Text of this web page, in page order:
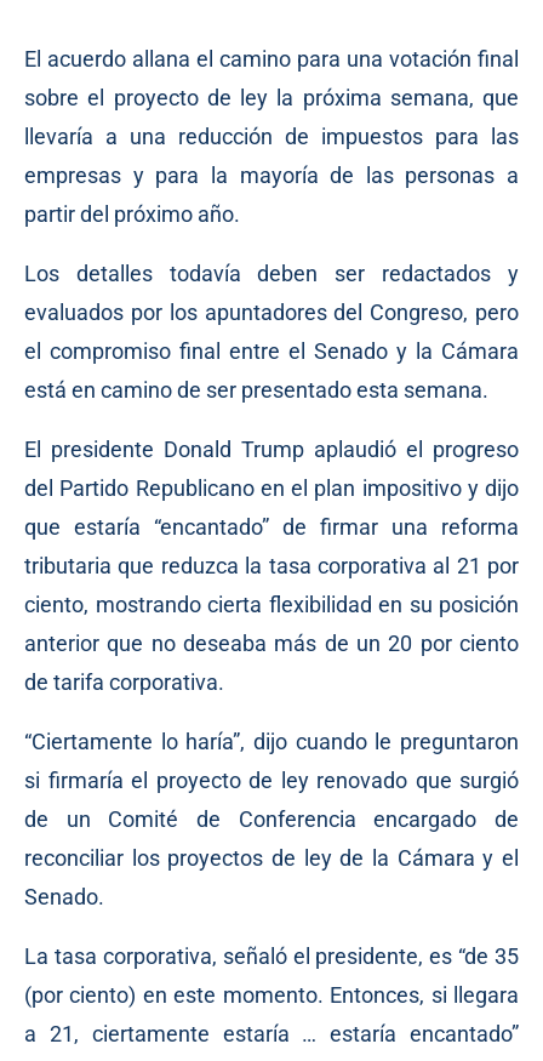
El acuerdo allana el camino para una votación final
sobre el proyecto de ley la próxima semana, que
llevaría a una reducción de impuestos para las
empresas y para la mayoría de las personas a
partir del próximo año.
Los detalles todavía deben ser redactados y
evaluados por los apuntadores del Congreso, pero
el compromiso final entre el Senado y la Cámara
está en camino de ser presentado esta semana.
El presidente Donald Trump aplaudió el progreso
del Partido Republicano en el plan impositivo y dijo
que estaría “encantado” de firmar una reforma
tributaria que reduzca la tasa corporativa al 21 por
ciento, mostrando cierta flexibilidad en su posición
anterior que no deseaba más de un 20 por ciento
de tarifa corporativa.
“Ciertamente lo haría”, dijo cuando le preguntaron
si firmaría el proyecto de ley renovado que surgió
de un Comité de Conferencia encargado de
reconciliar los proyectos de ley de la Cámara y el
Senado.
La tasa corporativa, señaló el presidente, es “de 35
(por ciento) en este momento. Entonces, si llegara
a 21, ciertamente estaría … estaría encantado”